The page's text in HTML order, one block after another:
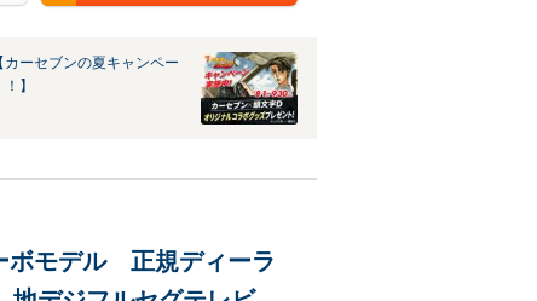
カーセブンの夏キャンペー
】
ボモデル 正規ディーラ